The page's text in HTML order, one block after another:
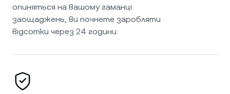
опиняться на вашому гаманці
заощаджень, ви почнете заробляти
відсотки через 24 години.